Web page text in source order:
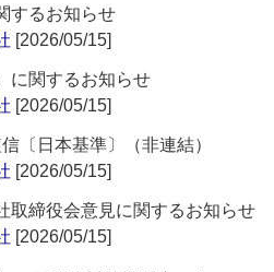
するお知らせ
[2026/05/15]
に関するお知らせ
[2026/05/15]
〔日本基準〕（非連結）
[2026/05/15]
取締役会意見に関するお知らせ
[2026/05/15]